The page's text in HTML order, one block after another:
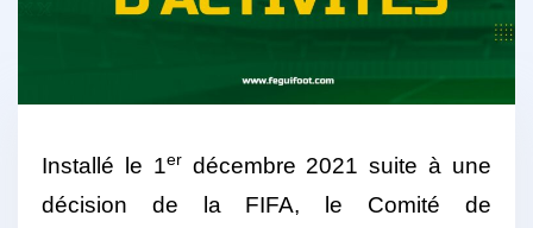
Installé le 1erdécembre 2021 suite à une
décision de la FIFA, le Comité de